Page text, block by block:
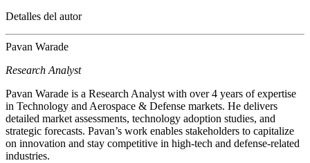
Detalles del autor
Pavan Warade
Research Analyst
Pavan Warade is a Research Analyst with over 4 years of expertise
in Technology and Aerospace & Defense markets. He delivers
detailed market assessments, technology adoption studies, and
strategic forecasts. Pavan’s work enables stakeholders to capitalize
on innovation and stay competitive in high-tech and defense-related
industries.